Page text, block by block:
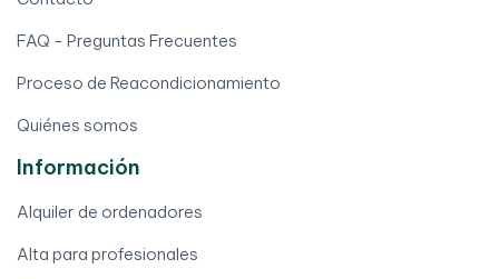
FAQ - Preguntas Frecuentes
Proceso de Reacondicionamiento
Quiénes somos
Información
Alquiler de ordenadores
Alta para profesionales